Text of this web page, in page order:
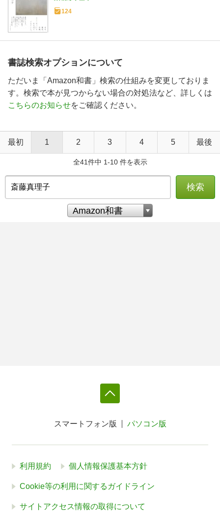
124
書誌検索オプションについて
ただいま「Amazon和書」検索の仕組みを変更しておりま
す。検索で本が見つからない場合の対処法など、詳しくは
こちらのお知らせをご確認ください。
最初 1 2 3 4 5 最後
全41件中 1-10 件を表示
検索
スマートフォン版 パソコン版
利用規約 個人情報保護基本方針
Cookie等の利用に関するガイドライン
サイトアクセス情報の取得について